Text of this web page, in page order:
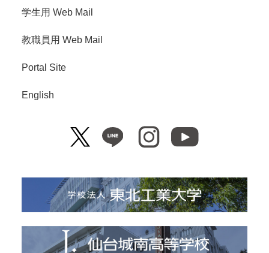
学生用 Web Mail
教職員用 Web Mail
Portal Site
English